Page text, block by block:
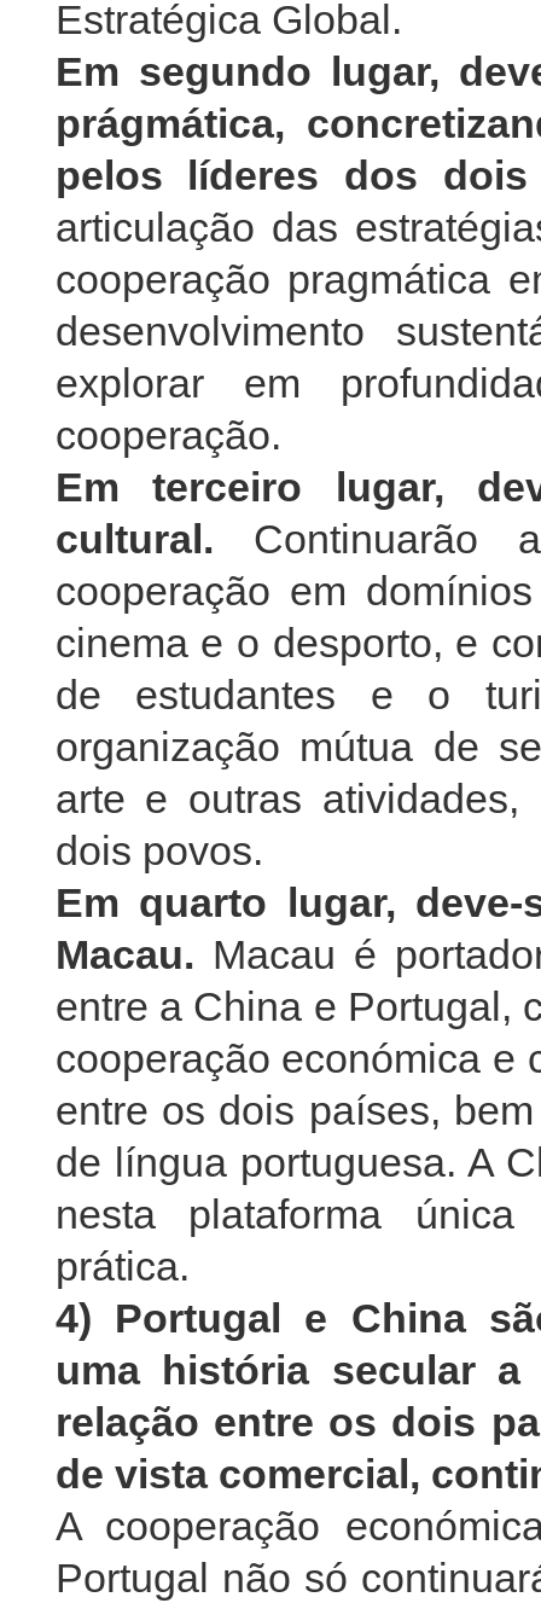
Estratégica Global.
Em segundo lugar,
prágmática,
pelos líderes dos dois
articulação das
cooperação pragmática
desenvolvimento
explorar em
cooperação.
Em terceiro lugar,
cultural. Continuarão
cooperação em
cinema e o desporto, e
de estudantes e o
organização mútua de
arte e outras
dois povos.
Em quarto lugar,
Macau. Macau é
entre a China e Portugal,
cooperação económica e
entre os dois países,
de língua portuguesa. A
nesta plataforma
prática.
4) Portugal e China
uma história secular
relação entre os dois
de vista comercial,
A cooperação
Portugal não só